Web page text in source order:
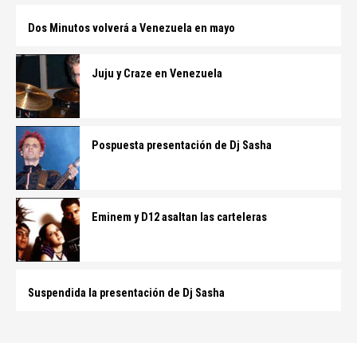
Dos Minutos volverá a Venezuela en mayo
Juju y Craze en Venezuela
Pospuesta presentación de Dj Sasha
Eminem y D12 asaltan las carteleras
Suspendida la presentación de Dj Sasha